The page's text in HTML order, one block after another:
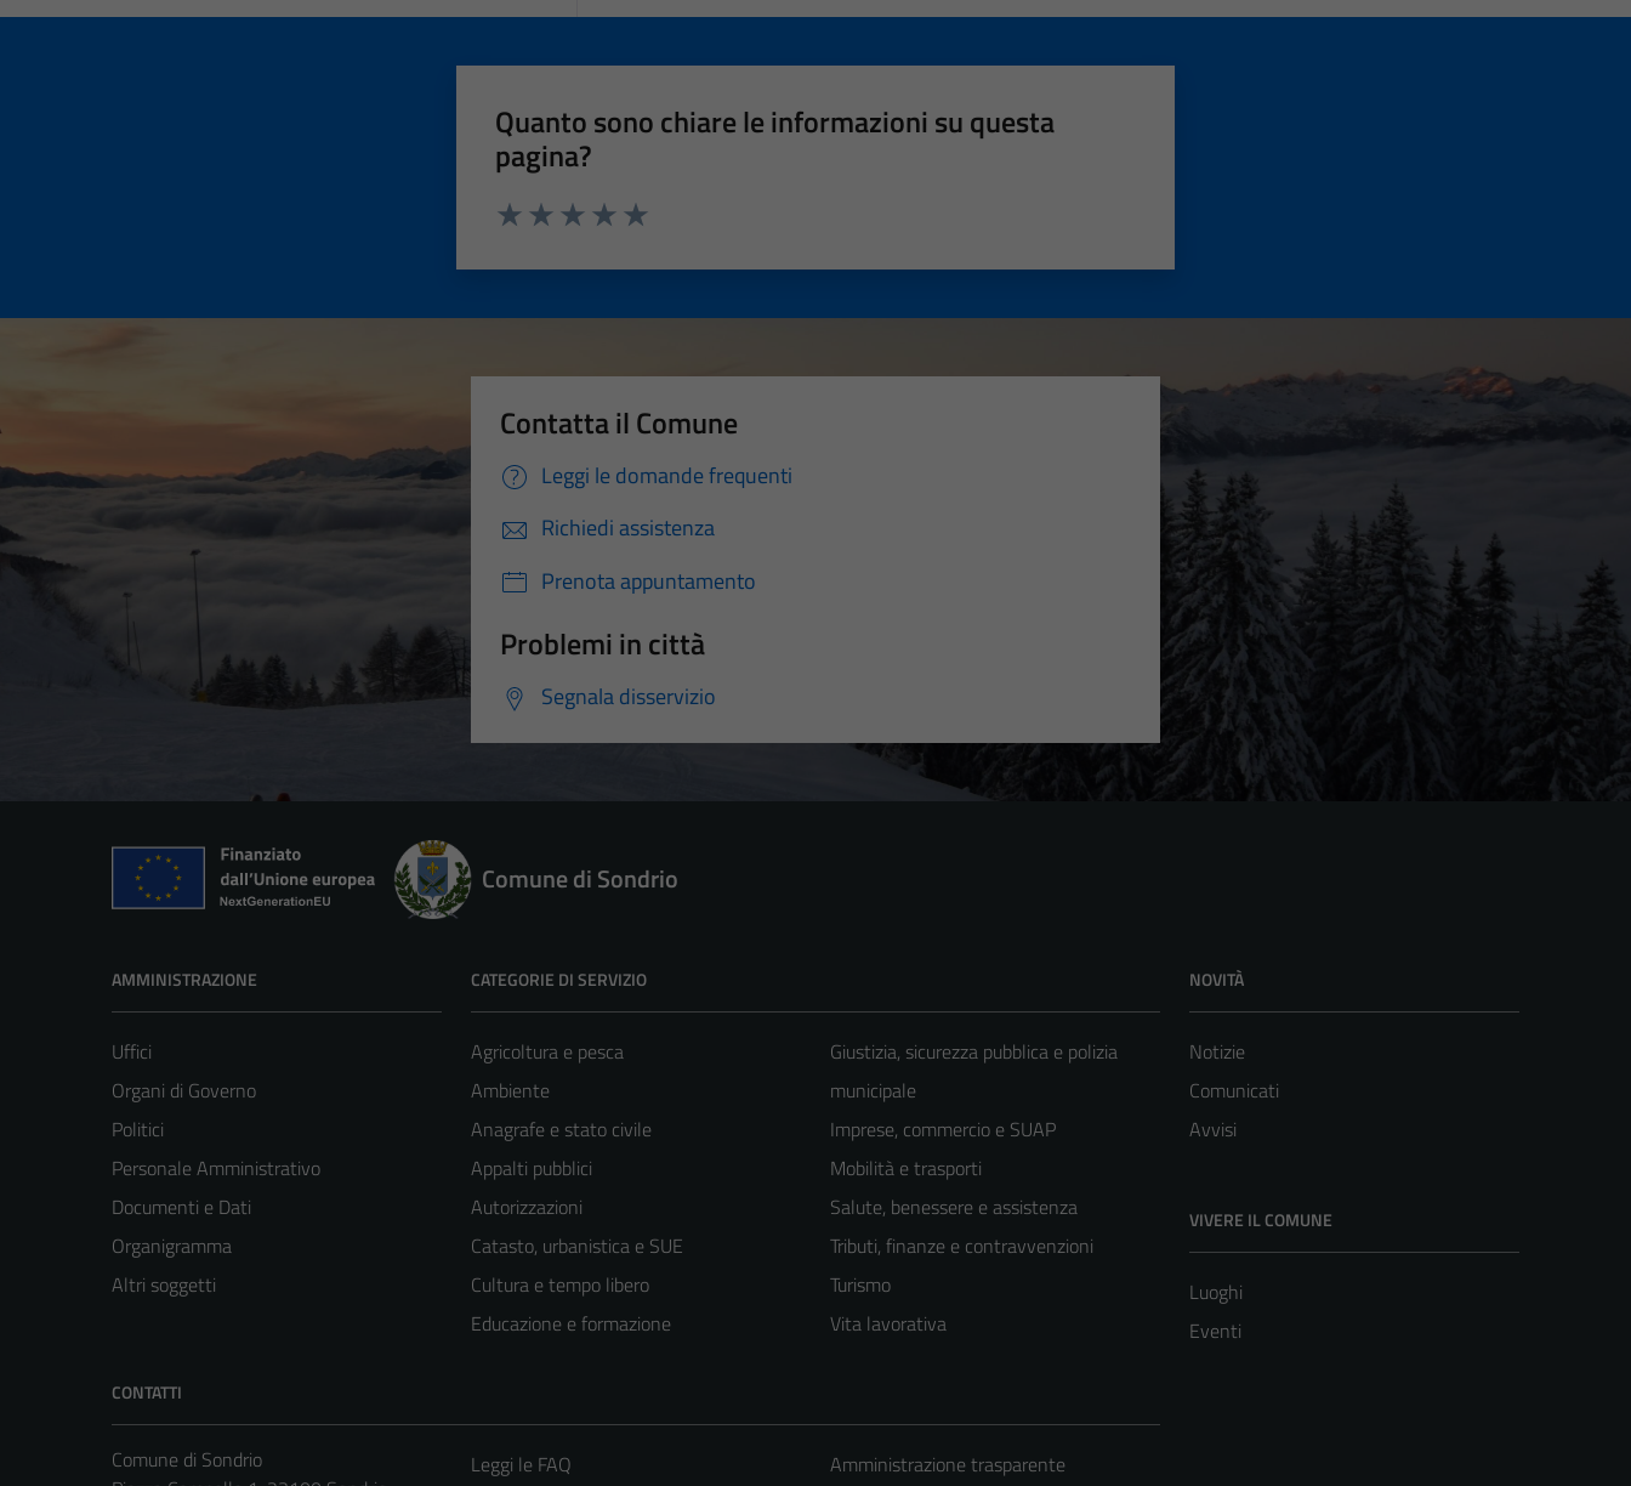
Quanto sono chiare le informazioni su questa
pagina?
Contatta il Comune
Leggi le domande frequenti
Richiedi assistenza
Prenota appuntamento
Problemi in città
Segnala disservizio
Comune di Sondrio
AMMINISTRAZIONE
Uffici
Organi di Governo
Politici
Personale Amministrativo
Documenti e Dati
Organigramma
Altri soggetti
CATEGORIE DI SERVIZIO
Agricoltura e pesca
Ambiente
Anagrafe e stato civile
Appalti pubblici
Autorizzazioni
Catasto, urbanistica e SUE
Cultura e tempo libero
Educazione e formazione
Giustizia, sicurezza pubblica e polizia
municipale
Imprese, commercio e SUAP
Mobilità e trasporti
Salute, benessere e assistenza
Tributi, finanze e contravvenzioni
Turismo
Vita lavorativa
NOVITÀ
Notizie
Comunicati
Avvisi
VIVERE IL COMUNE
Luoghi
Eventi
CONTATTI
Comune di Sondrio
Leggi le FAQ
Amministrazione trasparente